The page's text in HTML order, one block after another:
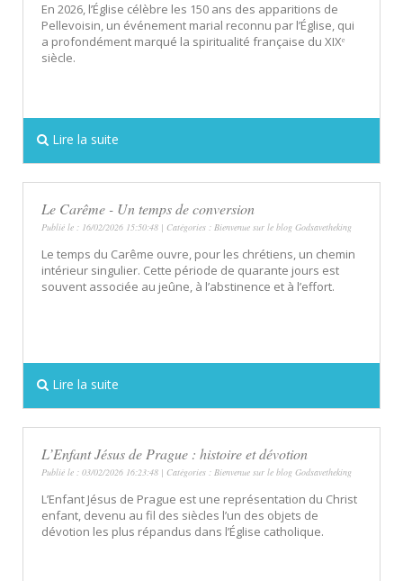
En 2026, l’Église célèbre les 150 ans des apparitions de
Pellevoisin, un événement marial reconnu par l’Église, qui
a profondément marqué la spiritualité française du XIXᵉ
siècle.
Lire la suite
Le Carême - Un temps de conversion
Publié le : 16/02/2026 15:50:48 | Catégories : Bienvenue sur le blog Godsavetheking
Le temps du Carême ouvre, pour les chrétiens, un chemin
intérieur singulier. Cette période de quarante jours est
souvent associée au jeûne, à l’abstinence et à l’effort.
Lire la suite
L’Enfant Jésus de Prague : histoire et dévotion
Publié le : 03/02/2026 16:23:48 | Catégories : Bienvenue sur le blog Godsavetheking
L’Enfant Jésus de Prague est une représentation du Christ
enfant, devenu au fil des siècles l’un des objets de
dévotion les plus répandus dans l’Église catholique.